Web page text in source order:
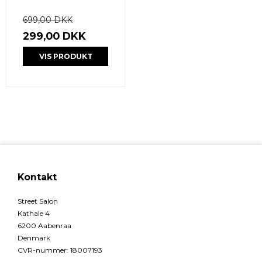
699,00 DKK
299,00 DKK
VIS PRODUKT
Kontakt
Street Salon
Kathale 4
6200 Aabenraa
Denmark
CVR-nummer: 18007193